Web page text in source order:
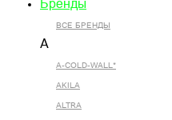
Бренды
ВСЕ БРЕНДЫ
A
A-COLD-WALL*
AKILA
ALTRA